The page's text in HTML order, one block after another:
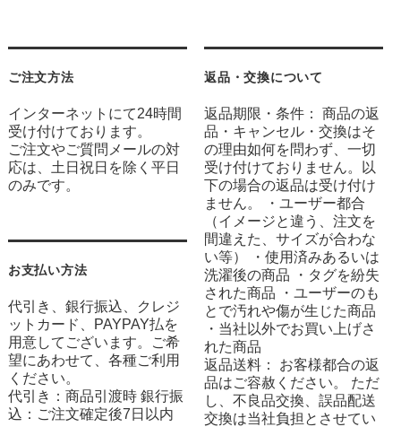
ご注文方法
インターネットにて24時間
受け付けております。
ご注文やご質問メールの対
応は、土日祝日を除く平日
のみです。
お支払い方法
代引き、銀行振込、クレジ
ットカード、PAYPAY払を
用意してございます。ご希
望にあわせて、各種ご利用
ください。
代引き：商品引渡時 銀行振
込：ご注文確定後7日以内
返品・交換について
返品期限・条件： 商品の返
品・キャンセル・交換はそ
の理由如何を問わず、一切
受け付けておりません。以
下の場合の返品は受け付け
ません。 ・ユーザー都合
（イメージと違う、注文を
間違えた、サイズが合わな
い等） ・使用済みあるいは
洗濯後の商品 ・タグを紛失
された商品 ・ユーザーのも
とで汚れや傷が生じた商品
・当社以外でお買い上げさ
れた商品
返品送料： お客様都合の返
品はご容赦ください。 ただ
し、不良品交換、誤品配送
交換は当社負担とさせてい